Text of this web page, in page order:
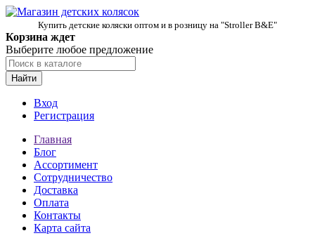
Купить детские коляски оптом и в розницу на "Stroller B&E"
Корзина ждет
Выберите любое предложение
Найти
Вход
Регистрация
Главная
Блог
Ассортимент
Сотрудничество
Доставка
Оплата
Контакты
Карта сайта